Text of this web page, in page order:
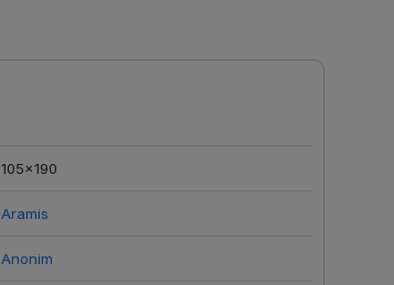
105x190
Aramis
Anonim